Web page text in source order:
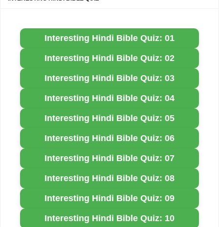
Interesting Hindi Bible Quiz: 01
Interesting Hindi Bible Quiz: 02
Interesting Hindi Bible Quiz: 03
Interesting Hindi Bible Quiz: 04
Interesting Hindi Bible Quiz: 05
Interesting Hindi Bible Quiz: 06
Interesting Hindi Bible Quiz: 07
Interesting Hindi Bible Quiz: 08
Interesting Hindi Bible Quiz: 09
Interesting Hindi Bible Quiz: 10